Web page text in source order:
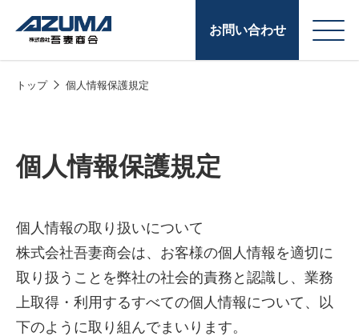
お問い合わせ
株式会社吾妻商会 会
社案内
製品・サービス
潤滑油
給油カード
トップ 個人情報保護規定
個人情報保護規定
個人情報の取り扱いについて
株式会社吾妻商会は、お客様の個人情報を適切に
取り扱うことを弊社の社会的責務と認識し、業務
上取得・利用するすべての個人情報について、以
下のように取り組んでまいります。